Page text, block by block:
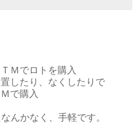
Ｍでロトを購入
したり、なくしたりで
で購入
んかなく、手軽です。